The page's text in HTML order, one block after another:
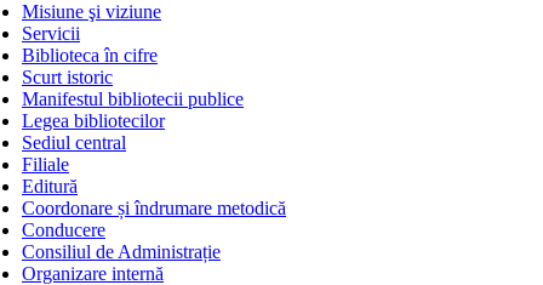
Misiune şi viziune
Servicii
Biblioteca în cifre
Scurt istoric
Manifestul bibliotecii publice
Legea bibliotecilor
Sediul central
Filiale
Editură
Coordonare și îndrumare metodică
Conducere
Consiliul de Administrație
Organizare internă